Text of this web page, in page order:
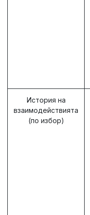
История на
взаимодействията
(по избор)